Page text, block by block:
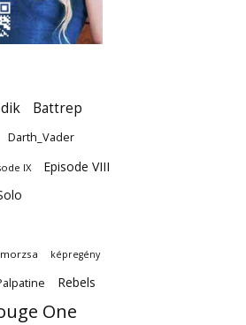
Battrep
Darth_Vader
IX Episode VIII
képregény
Rebels
One